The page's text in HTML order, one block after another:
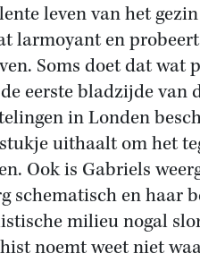
leven van het
larmoyant en
Soms doet dat wat
eerste bladzijde van
in Londen
uithaalt om het
Ook is Gabriels
schematisch en haar
milieu nogal
noemt weet niet